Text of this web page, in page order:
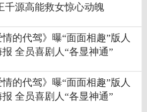
千源高能救女惊心动魄
情的代驾》曝“面面相趣”版人
全员喜剧人“各显神通”
情的代驾》曝“面面相趣”版人
全员喜剧人“各显神通”